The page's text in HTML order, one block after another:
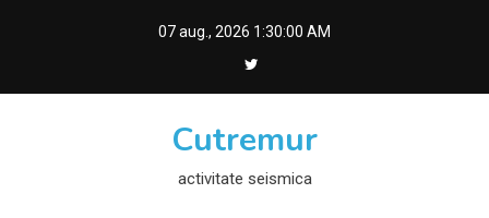
07 aug., 2026 1:30:00 AM
Cutremur
activitate seismica